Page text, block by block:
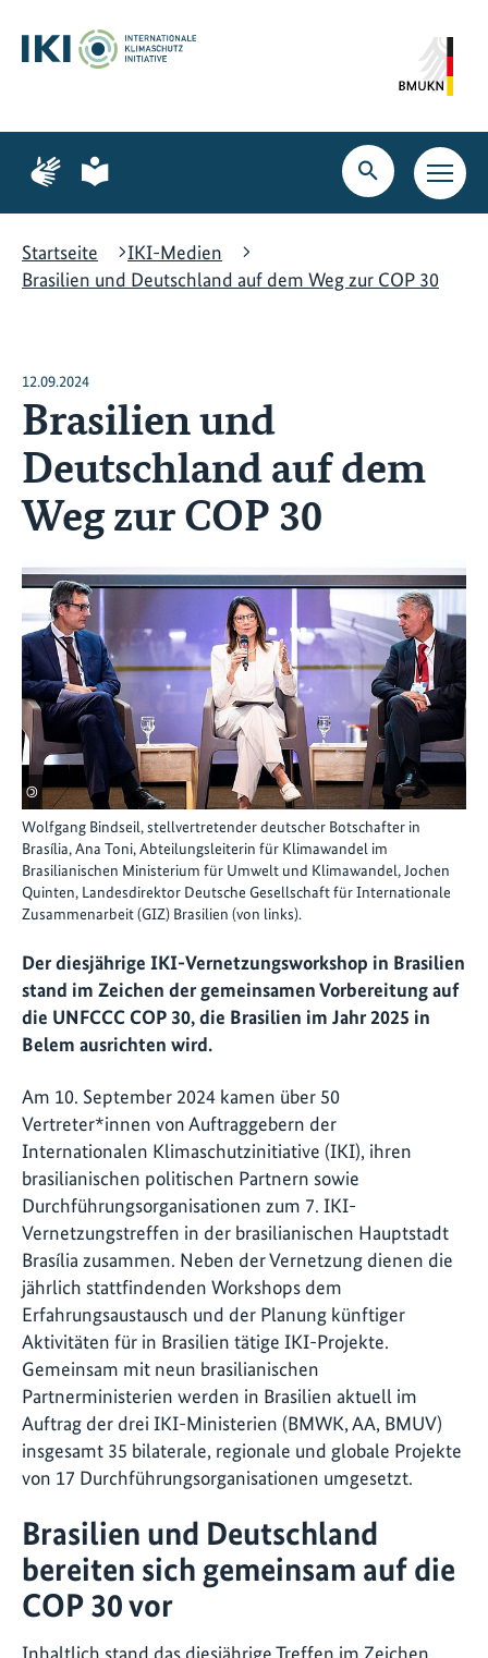
Hauptinhalt
springen
Suche
springen
Hauptnavigation
springen
Zur
Seite
Gebärdensprache
Zur
Seite
leichte
Suche
öffnen
Startseite
IKI-Medien
Brasilien und Deutschland auf dem Weg zur COP 30
12.09.2024
Brasilien und
Deutschland auf dem
Weg zur COP 30
©
Wolfgang Bindseil, stellvertretender deutscher Botschafter in
Brasília, Ana Toni, Abteilungsleiterin für Klimawandel im
Brasilianischen Ministerium für Umwelt und Klimawandel, Jochen
Quinten, Landesdirektor Deutsche Gesellschaft für Internationale
Zusammenarbeit (GIZ) Brasilien (von links).
Der diesjährige IKI-Vernetzungsworkshop in Brasilien
stand im Zeichen der gemeinsamen Vorbereitung auf
die UNFCCC COP 30, die Brasilien im Jahr 2025 in
Belem ausrichten wird.
Am 10. September 2024 kamen über 50
Vertreter*innen von Auftraggebern der
Internationalen Klimaschutzinitiative (IKI), ihren
brasilianischen politischen Partnern sowie
Durchführungsorganisationen zum 7. IKI-
Vernetzungstreffen in der brasilianischen Hauptstadt
Brasília zusammen. Neben der Vernetzung dienen die
jährlich stattfindenden Workshops dem
Erfahrungsaustausch und der Planung künftiger
Aktivitäten für in Brasilien tätige IKI-Projekte.
Gemeinsam mit neun brasilianischen
Partnerministerien werden in Brasilien aktuell im
Auftrag der drei IKI-Ministerien (BMWK, AA, BMUV)
insgesamt 35 bilaterale, regionale und globale Projekte
von 17 Durchführungsorganisationen umgesetzt.
Brasilien und Deutschland
bereiten sich gemeinsam auf die
COP 30 vor
Inhaltlich stand das diesjährige Treffen im Zeichen